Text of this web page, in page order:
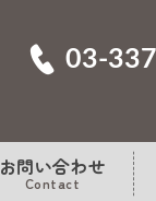
03-
お問い合わせ
Contact